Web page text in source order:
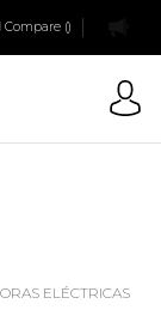
Compare ()